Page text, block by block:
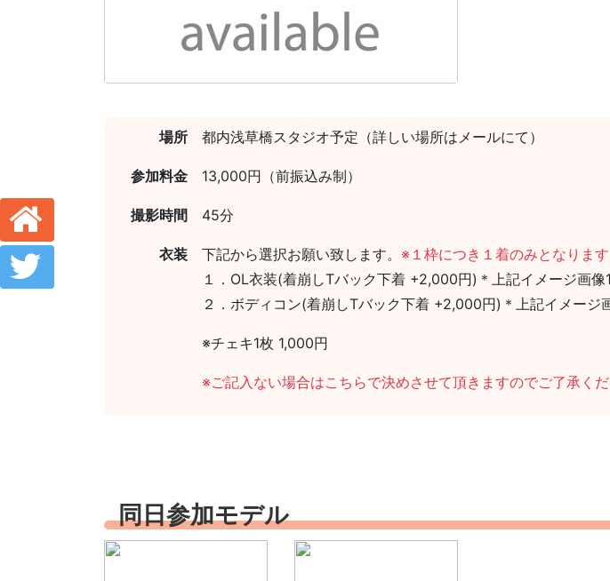
場所 都内浅草橋スタジオ予定（詳しい場所はメールにて）
参加料金 13,000円（前振込み制）
撮影時間 45分
衣装 下記から選択お願い致します。 ※１枠につき１着のみとなります
１．OL衣装(着崩しTバック下着 +2,000円)＊上記イメージ画像
２．ボディコン(着崩しTバック下着 +2,000円)＊上記イメージ
※チェキ1枚 1,000円
※ご記入ない場合はこちらで決めさせて頂きますのでご了承くだ
同日参加モデル